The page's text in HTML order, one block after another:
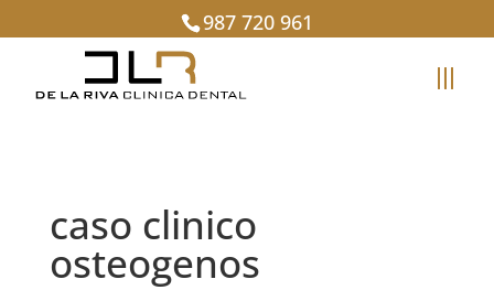
987 720 961
caso clinico
osteogenos